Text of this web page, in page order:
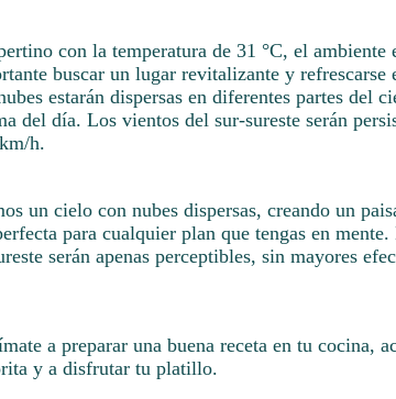
con la temperatura de 31 °C, el ambiente
buscar un lugar revitalizante y refrescarse
estarán dispersas en diferentes partes del
del día. Los vientos del sur-sureste serán
h.
un cielo con nubes dispersas, creando un
para cualquier plan que tengas en
serán apenas perceptibles, sin mayores
a preparar una buena receta en tu cocina,
y a disfrutar tu platillo.